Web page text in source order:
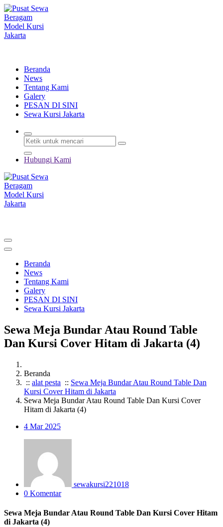
Lewati
ke
konten
Beranda
News
Tentang Kami
Galery
PESAN DI SINI
Sewa Kursi Jakarta
Hubungi Kami
Beranda
News
Tentang Kami
Galery
PESAN DI SINI
Sewa Kursi Jakarta
Sewa Meja Bundar Atau Round Table
Dan Kursi Cover Hitam di Jakarta (4)
Beranda
:: alat pesta :: Sewa Meja Bundar Atau Round Table Dan
Kursi Cover Hitam di Jakarta
Sewa Meja Bundar Atau Round Table Dan Kursi Cover
Hitam di Jakarta (4)
4 Mar 2025
sewakursi221018
0 Komentar
Sewa Meja Bundar Atau Round Table Dan Kursi Cover Hitam
di Jakarta (4)